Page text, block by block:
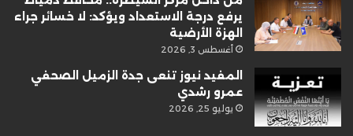
يرفع درجة الاستعداد ويؤكد: لا خسائر جراء
الهزة الأرضية
أغسطس 3, 2026
المفيد نيوز تنعى جدة الزميل الصحفي
عمرو رشدي
يوليو 25, 2026